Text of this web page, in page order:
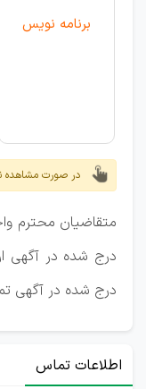
برنامه نویس
در صورت مشاهده
متقاضیان محترم
درج شده در آگهی
درج شده در آگهی
اطلاعات تماس